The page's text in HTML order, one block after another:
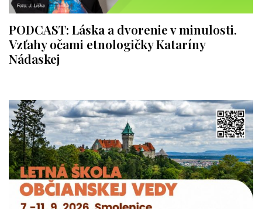
PODCAST: Láska a dvorenie v minulosti.
Vzťahy očami etnologičky Kataríny
Nádaskej